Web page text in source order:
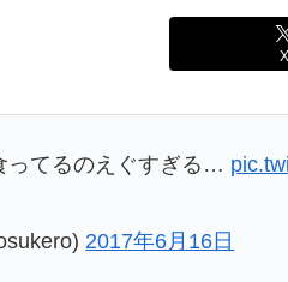
X
ってるのえぐすぎる…
2017年6月16日